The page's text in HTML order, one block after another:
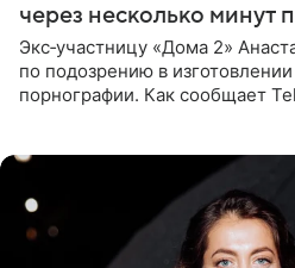
через несколько минут
Экс‑участницу «Дома 2»
по подозрению в
порнографии. Как сообщает